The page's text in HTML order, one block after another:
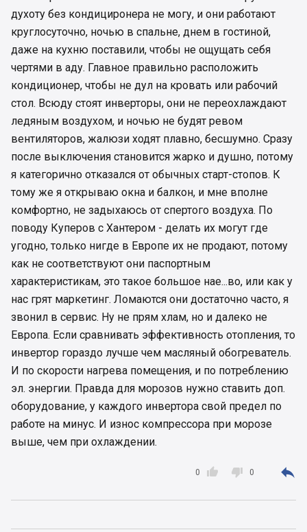
духоту без кондициронера не могу, и они работают
круглосуточно, ночью в спальне, днем в гостиной,
даже на кухню поставили, чтобы не ощущать себя
чертями в аду. Главное правильно расположить
кондиционер, чтобы не дул на кровать или рабочий
стол. Всюду стоят инверторы, они не переохлаждают
ледяным воздухом, и ночью не будят ревом
вентиляторов, жалюзи ходят плавно, бесшумно. Сразу
после выключения становится жарко и душно, потому
я категорично отказался от обычных старт-стопов. К
тому же я открываю окна и балкон, и мне вполне
комфортно, не задыхаюсь от спертого воздуха. По
поводу Куперов с Хантером - делать их могут где
угодно, только нигде в Европе их не продают, потому
как не соответствуют они паспортным
характеристикам, это такое большое нае...во, или как у
нас грят маркетинг. Ломаются они достаточно часто, я
звонил в сервис. Ну не прям хлам, но и далеко не
Европа. Если сравнивать эффективность отопления, то
инвертор гораздо лучше чем масляный обогреватель.
И по скорости нагрева помещения, и по потреблению
эл. энергии. Правда для морозов нужно ставить доп.
оборудование, у каждого инвертора свой предел по
работе на минус. И износ компрессора при морозе
выше, чем при охлаждении.

0  0 